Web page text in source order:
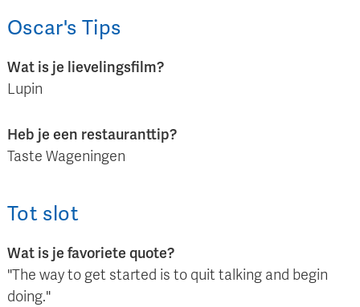
Oscar's Tips
Wat is je lievelingsfilm?
Lupin
Heb je een restauranttip?
Taste Wageningen
Tot slot
Wat is je favoriete quote?
"The way to get started is to quit talking and begin
doing."